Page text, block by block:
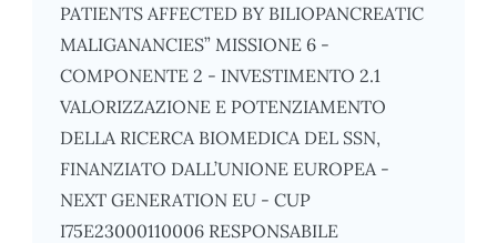
PATIENTS AFFECTED BY BILIOPANCREATIC
MALIGANANCIES” MISSIONE 6 -
COMPONENTE 2 - INVESTIMENTO 2.1
VALORIZZAZIONE E POTENZIAMENTO
DELLA RICERCA BIOMEDICA DEL SSN,
FINANZIATO DALL’UNIONE EUROPEA -
NEXT GENERATION EU - CUP
I75E23000110006 RESPONSABILE